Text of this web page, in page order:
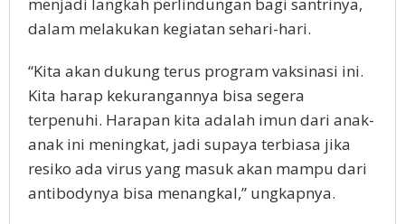
menjadi langkah perlindungan bagi santrinya,
dalam melakukan kegiatan sehari-hari.
“Kita akan dukung terus program vaksinasi ini.
Kita harap kekurangannya bisa segera
terpenuhi. Harapan kita adalah imun dari anak-
anak ini meningkat, jadi supaya terbiasa jika
resiko ada virus yang masuk akan mampu dari
antibodynya bisa menangkal,” ungkapnya.